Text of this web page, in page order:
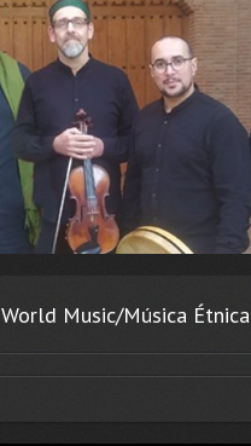
World Music/Música Étnica